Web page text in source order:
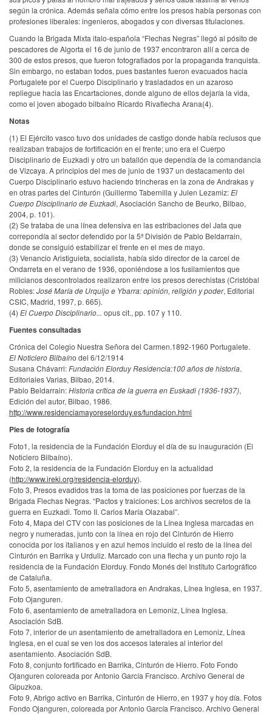
según la crónica. Además señala cómo entre los presos había personas con
profesiones liberales: ingenieros, abogados y con diversas titulaciones.
Cuando la Brigada Mixta italo-española “Flechas Negras” llegó al pósito de
pescadores de Algorta el 16 de junio de 1937 encontraron allí a cerca de
300 de estos presos, que fueron fotografiados por la propaganda franquista.
Sin embargo, no estaban todos, pues bastantes fueron evacuados hacia
Portugalete por el Cuerpo Disciplinario y trasladados en un azaroso
repliegue hacia las Encartaciones, donde alguno de ellos dejaría la vida,
como el joven abogado bilbaíno Ricardo Rivaflecha Arana(4).
Notas
(1) El Ejército vasco tuvo dos unidades de castigo donde había reclusos que
realizaban trabajos de fortificación en el frente; uno era el Cuerpo
Disciplinario de Euzkadi y otro un batallón que dependía de la comandancia
de Vizcaya. A principios del mes de junio de 1937 un destacamento del
Cuerpo Disciplinario estuvo haciendo trincheras en la zona de Andrakas y
en otras partes del Cinturón (Guillermo Tabernilla y Julen Lezamiz:El
Cuerpo Disciplinario de Euzkadi, Asociación Sancho de Beurko, Bilbao,
2004, p. 101).
(2) Se trataba de una línea defensiva en las estribaciones del Jata que
correpondía al sector defendido por la 5ª División de Pablo Beldarrain,
donde se consiguió estabilizar el frente en el mes de mayo.
(3) Venancio Aristiguieta, socialista, había sido director de la carcel de
Ondarreta en el verano de 1936, oponiéndose a los fusilamientos que
milicianos descontrolados realizaron entre los presos derechistas (Cristóbal
Robles:José María de Urquijo e Ybarra: opinión, religión y poder, Editorial
CSIC, Madrid, 1997, p. 665).
(4) El Cuerpo Disciplinario... opus cit., pp. 107 y 110.
Fuentes consultadas
Crónica del Colegio Nuestra Señora del Carmen.1892-1960 Portugalete.
El Noticiero Bilbaíno del 6/12/1914
Susana Chávarri:Fundación Elorduy Residencia:100 años de historia.
Editoriales Varias, Bilbao, 2014.
Pablo Beldarrain:Historia crítica de la guerra en Euskadi (1936-1937),
Edición del autor, Bilbao, 1986.
http://www.residenciamayoreselorduy.es/fundacion.html
Pies de fotografía
Foto1, la residencia de la Fundación Elorduy el día de su inauguración (El
Noticiero Bilbaíno).
Foto 2, la residencia de la Fundación Elorduy en la actualidad
(http://www.ireki.org/residencia-elorduy).
Foto 3, Presos evadidos tras la toma de las posiciones por fuerzas de la
Brigada Flechas Negras. “Pactos y traiciones: Los archivos secretos de la
guerra en Euzkadi. Tomo II. Carlos María Olazabal”.
Foto 4, Mapa del CTV con las posiciones de la Línea Inglesa marcadas en
negro y numeradas, junto con la línea en rojo del Cinturón de Hierro
conocida por los italianos y en azul hemos incluido el resto de la línea del
Cinturón en Barrika y Urduliz. Marcado con una flecha y un punto rojo la
residencia de la Fundación Elorduy. Fondo Monés del Instituto Cartográfico
de Cataluña.
Foto 5, asentamiento de ametralladora en Andrakas, Línea Inglesa, en 1937.
Foto Ojanguren.
Foto 6, asentamiento de ametralladora en Lemoniz, Línea Inglesa.
Asociación SdB.
Foto 7, interior de un asentamiento de ametralladora en Lemoniz, Línea
Inglesa, en el cual se ven los dos accesos laterales al interior del
asentamiento. Asociación SdB.
Foto 8, conjunto fortificado en Barrika, Cinturón de Hierro. Foto Fondo
Ojanguren coloreada por Antonio García Francisco. Archivo General de
Gipuzkoa.
Foto 9, Abrigo activo en Barrika, Cinturón de Hierro, en 1937 y hoy día. Fotos
Fondo Ojanguren, coloreada por Antonio García Francisco. Archivo General